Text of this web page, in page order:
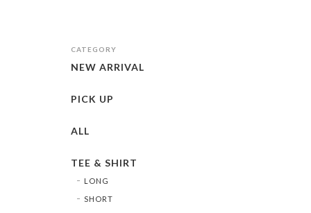
CATEGORY
NEW ARRIVAL
PICK UP
ALL
TEE & SHIRT
LONG
SHORT